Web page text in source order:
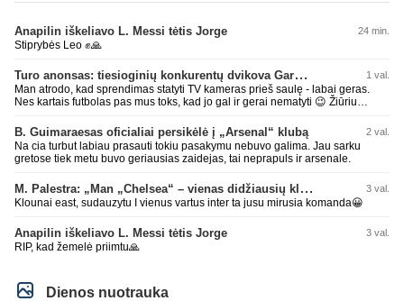
Anapilin iškeliavo L. Messi tėtis Jorge 24 min.
Stiprybės Leo ✊🙏
Turo anonsas: tiesioginių konkurentų dvikova Gargžduose 1 val.
Man atrodo, kad sprendimas statyti TV kameras prieš saulę - labai geras.
Nes kartais futbolas pas mus toks, kad jo gal ir gerai nematyti 😉 Žiūriu
kaip alaus butelys, kurį ką tik išmaukiau. Linkėjimai Tadui (slapyvardžiu „apie
nieką“), kuris kiek girdėjau, įpūtė akis varvinančių transliacijų dvasią 😀
B. Guimaraesas oficialiai persikėlė į „Arsenal“ klubą 2 val.
Na cia turbut labiau prasauti tokiu pasakymu nebuvo galima. Jau sarku
gretose tiek metu buvo geriausias zaidejas, tai neprapuls ir arsenale.
M. Palestra: „Man „Chelsea“ – vienas didžiausių klubų futbole“ 3 val.
Klounai east, sudauzytu I vienus vartus inter ta jusu mirusia komanda😀
Anapilin iškeliavo L. Messi tėtis Jorge 3 val.
RIP, kad žemelė priimtu🙏
Dienos nuotrauka